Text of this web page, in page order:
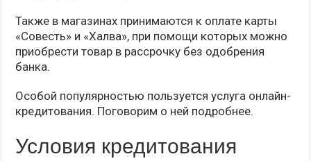
Также в магазинах принимаются к оплате карты
«Совесть» и «Халва», при помощи которых можно
приобрести товар в рассрочку без одобрения
банка.
Особой популярностью пользуется услуга онлайн-
кредитования. Поговорим о ней подробнее.
Условия кредитования